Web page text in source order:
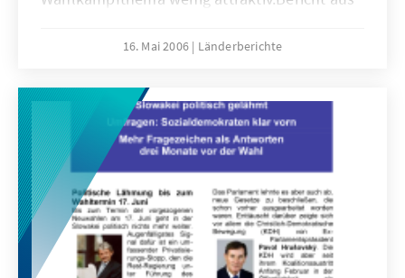
Gehrold und Christoph Thanei.
16. Mai 2006 Länderberichte